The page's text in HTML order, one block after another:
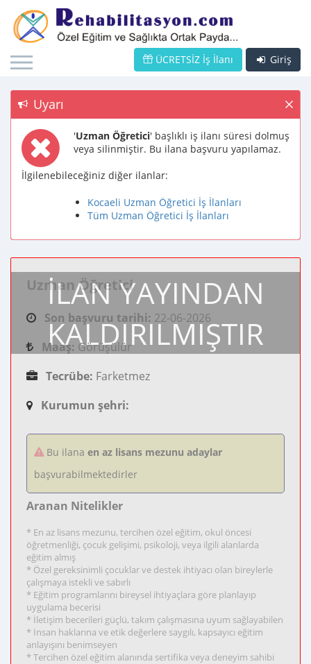
Giriş
ÜCRETSİZ İş İlanı
Uyarı
'Uzman Öğretici' başlıklı iş ilanı süresi dolmuş
veya silinmiştir. Bu ilana başvuru yapılamaz.
İlgilenebileceğiniz diğer ilanlar:
Kocaeli Uzman Öğretici İş İlanları
Tüm Uzman Öğretici İş İlanları
İLAN YAYINDAN
KALDIRILMIŞTIR
Uzman Öğretici
Son başvuru tarihi: 22-06-2026
Maaş: Görüşülür
Tecrübe: Farketmez
Kurumun şehri:
Bu ilana en az lisans mezunu adaylar
başvurabilmektedirler
Aranan Nitelikler
* En az lisans mezunu, tercihen özel eğitim, okul öncesi
öğretmenliği, çocuk gelişimi, psikoloji, veya ilgili alanlarda
eğitim almış
* Özel gereksinimli çocuklar ve destek ihtiyacı olan bireylerle
çalışmaya istekli ve sabırlı
* Eğitim programlarını bireysel ihtiyaçlara göre planlayıp
uygulama becerisi
* İletişim becerileri güçlü, takım çalışmasına uyum sağlayabilen
* İnsan haklarına ve etik değerlere saygılı, kapsayıcı eğitim
anlayışını benimseyen
* Tercihen özel eğitim alanında sertifika veya deneyim sahibi